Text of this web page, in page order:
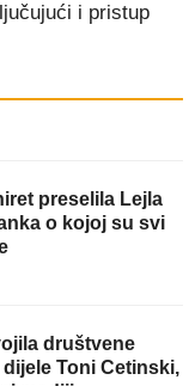
i pristup
preselila Lejla
o kojoj su svi
društvene
Toni Cetinski,